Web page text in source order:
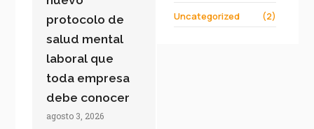
protocolo de
salud mental
laboral que
toda empresa
debe conocer
agosto 3, 2026
Uncategorized (2)